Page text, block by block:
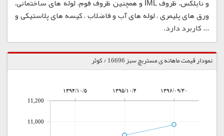
و نایلکس، ظروف IML و همچنین ظروف فوم، لوله های ساختمانی،
ورق های پلیمری ، لوله های آب و فاضلاب ، کیسه های پلاستیکی و
... کاربرد دارد.
نمودار قیمت ماهانه ی مستربچ سبز 16696 / کوثر
۱۳۹۴/۱۰/۵ ۱۳۹۵/۱۰/۴ ۱۳۹۶/۰۹/۳۰
11,000
11,200